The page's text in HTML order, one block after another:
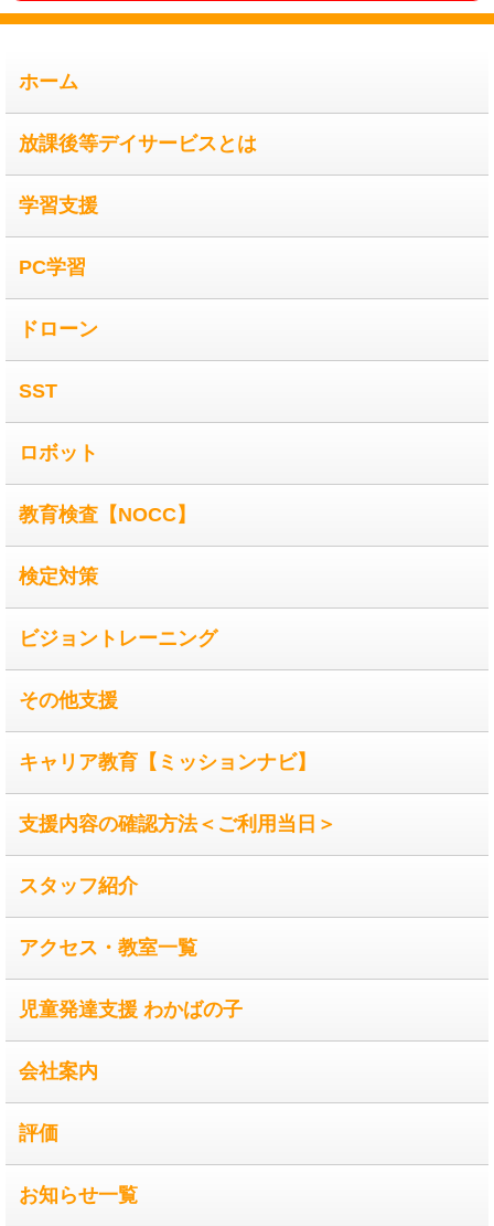
ホーム
放課後等デイサービスとは
学習支援
PC学習
ドローン
SST
ロボット
教育検査【NOCC】
検定対策
ビジョントレーニング
その他支援
キャリア教育【ミッションナビ】
支援内容の確認方法＜ご利用当日＞
スタッフ紹介
アクセス・教室一覧
児童発達支援 わかばの子
会社案内
評価
お知らせ一覧